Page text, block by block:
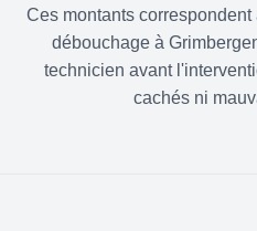
Ces montants
débouchage à
technicien avant
cachés ni